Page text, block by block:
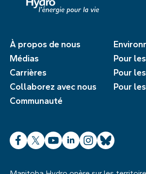
À propos de nous
Médias
Carrières
Collaborez avec nous
Communauté
Pour
Pour
Pour
Facebook
X YouTube
LinkedInInstagram
Bluesky